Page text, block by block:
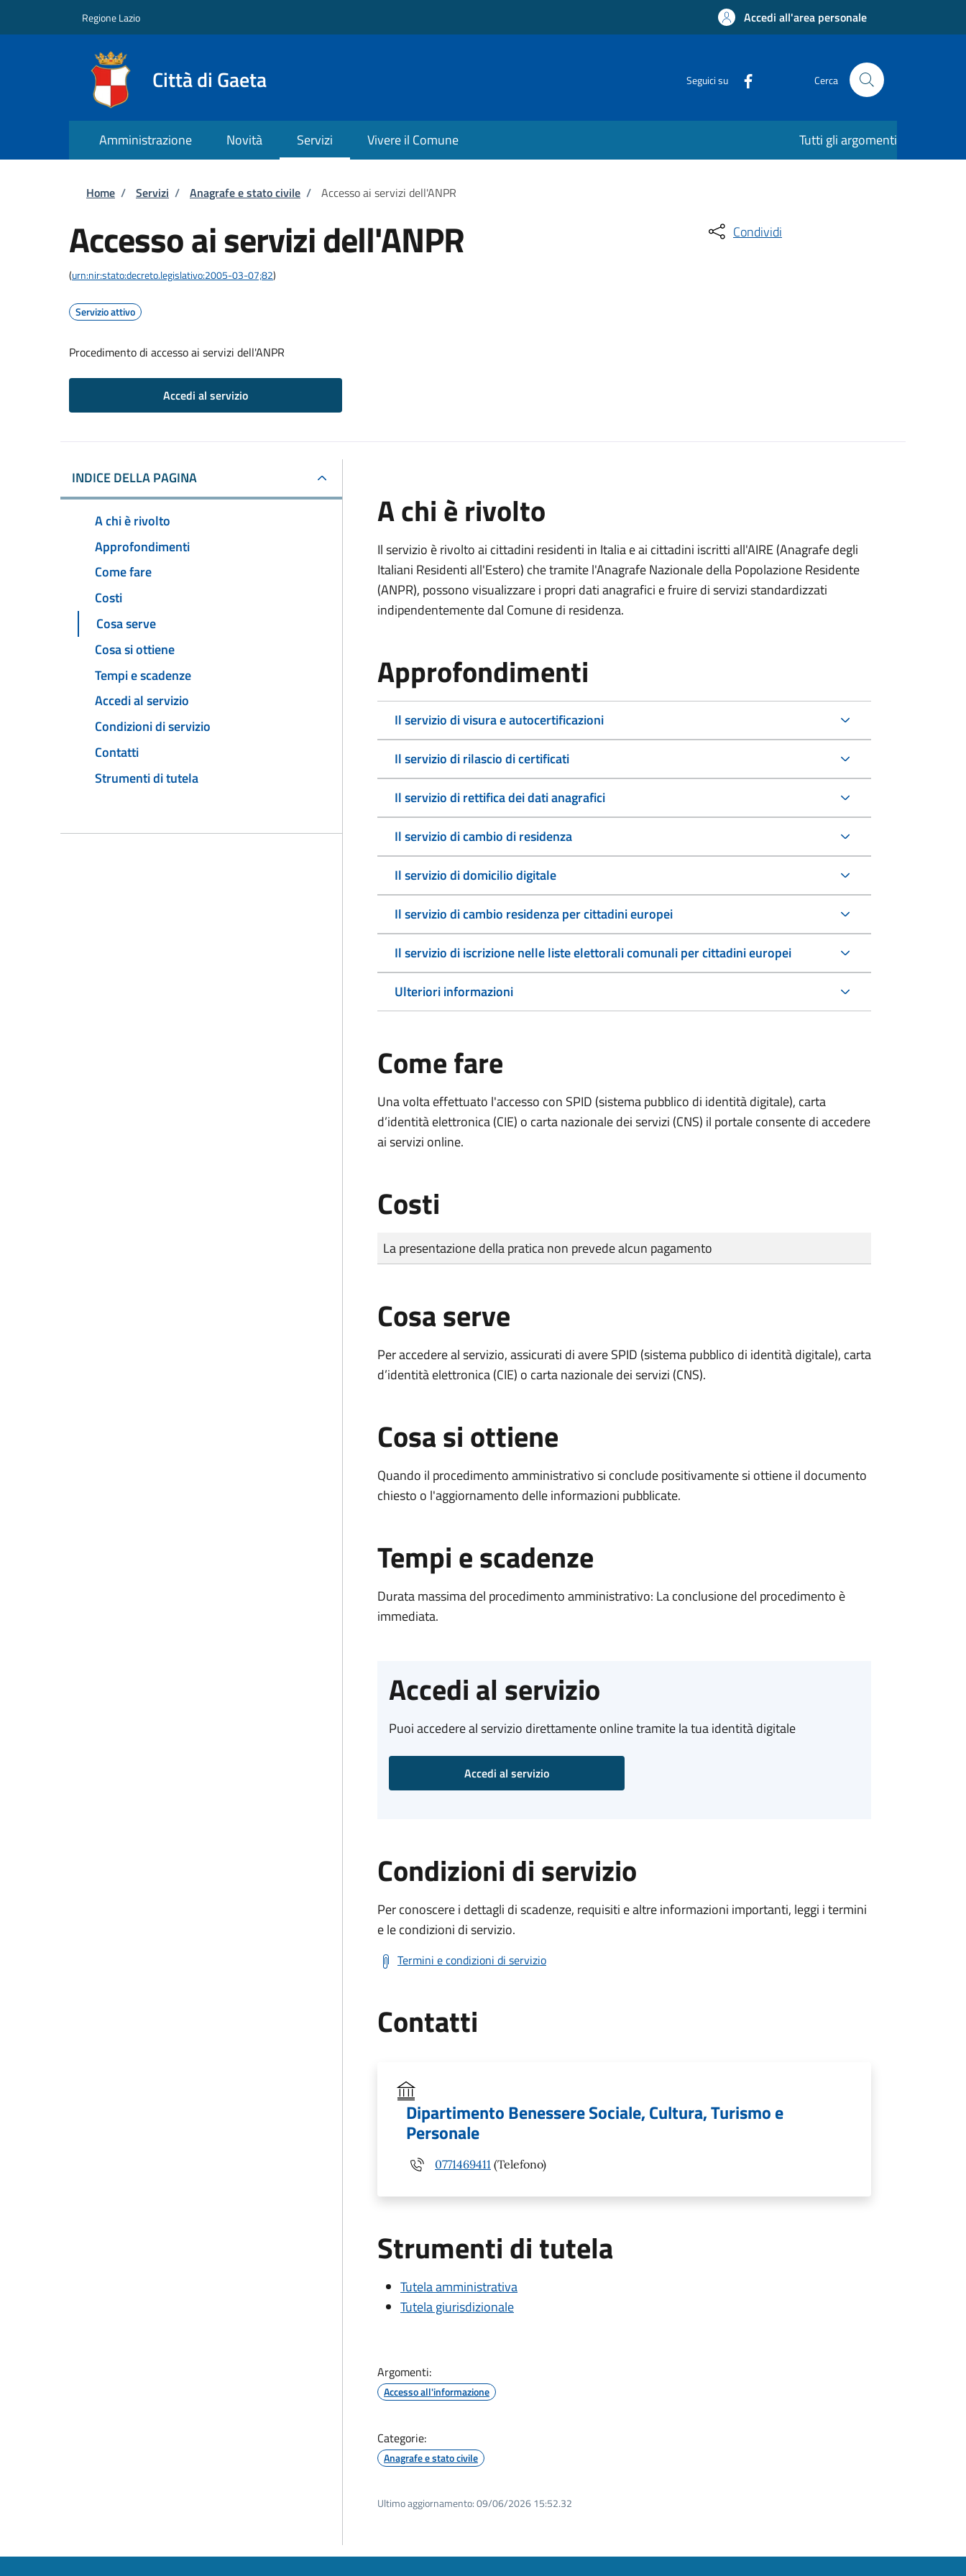
Regione Lazio Accedi all'area personale
Città di Gaeta Seguici su Cerca
Amministrazione Novità Servizi Vivere il Comune Tutti gli argomenti
Briciole di pane
Home / Servizi / Anagrafe e stato civile / Accesso ai servizi dell'ANPR
Accesso ai servizi dell'ANPR
(urn:nir:stato:decreto.legislativo:2005-03-07;82)
Servizio attivo
Procedimento di accesso ai servizi dell'ANPR
Accedi al servizio
Condividi
INDICE DELLA PAGINA
A chi è rivolto
Approfondimenti
Come fare
Costi
Cosa serve
Cosa si ottiene
Tempi e scadenze
Accedi al servizio
Condizioni di servizio
Contatti
Strumenti di tutela
A chi è rivolto
Il servizio è rivolto ai cittadini residenti in Italia e ai cittadini iscritti all'AIRE (Anagrafe degli
Italiani Residenti all'Estero) che tramite l'Anagrafe Nazionale della Popolazione Residente
(ANPR), possono visualizzare i propri dati anagrafici e fruire di servizi standardizzati
indipendentemente dal Comune di residenza.
Approfondimenti
Il servizio di visura e autocertificazioni
Il servizio di rilascio di certificati
Il servizio di rettifica dei dati anagrafici
Il servizio di cambio di residenza
Il servizio di domicilio digitale
Il servizio di cambio residenza per cittadini europei
Il servizio di iscrizione nelle liste elettorali comunali per cittadini europei
Ulteriori informazioni
Come fare
Una volta effettuato l'accesso con SPID (sistema pubblico di identità digitale), carta
d’identità elettronica (CIE) o carta nazionale dei servizi (CNS) il portale consente di accedere
ai servizi online.
Costi
Tipo di pagamento
Importo
La presentazione della pratica non prevede alcun pagamento
Cosa serve
Per accedere al servizio, assicurati di avere SPID (sistema pubblico di identità digitale), carta
d’identità elettronica (CIE) o carta nazionale dei servizi (CNS).
Cosa si ottiene
Quando il procedimento amministrativo si conclude positivamente si ottiene il documento
chiesto o l'aggiornamento delle informazioni pubblicate.
Tempi e scadenze
Durata massima del procedimento amministrativo: La conclusione del procedimento è
immediata.
Accedi al servizio
Puoi accedere al servizio direttamente online tramite la tua identità digitale
Accedi al servizio
Condizioni di servizio
Per conoscere i dettagli di scadenze, requisiti e altre informazioni importanti, leggi i termini
e le condizioni di servizio.
Termini e condizioni di servizio
Contatti
Dipartimento Benessere Sociale, Cultura, Turismo e
Personale
0771469411 (Telefono)
Strumenti di tutela
Tutela amministrativa
Tutela giurisdizionale
Argomenti:
Accesso all'informazione
Categorie:
Anagrafe e stato civile
Ultimo aggiornamento:09/06/2026 15:52.32